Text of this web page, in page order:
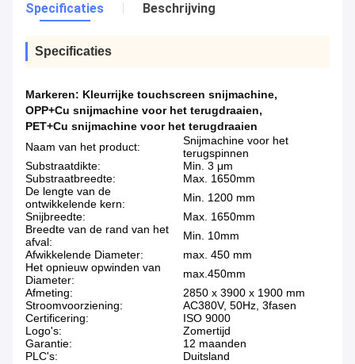
Specificaties Beschrijving
Specificaties
Markeren: Kleurrijke touchscreen snijmachine,
OPP+Cu snijmachine voor het terugdraaien,
PET+Cu snijmachine voor het terugdraaien
Naam van het product:
Snijmachine voor het
terugspinnen
Substraatdikte:
Min. 3 μm
Substraatbreedte:
Max. 1650mm
De lengte van de
ontwikkelende kern:
Min. 1200 mm
Snijbreedte:
Max. 1650mm
Breedte van de rand van het
afval:
Min. 10mm
Afwikkelende Diameter:
max. 450 mm
Het opnieuw opwinden van
Diameter:
max.450mm
Afmeting:
2850 x 3900 x 1900 mm
Stroomvoorziening:
AC380V, 50Hz, 3fasen
Certificering:
ISO 9000
Logo's:
Zomertijd
Garantie:
12 maanden
PLC's:
Duitsland